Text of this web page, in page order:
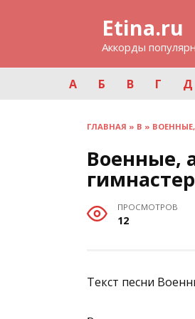
Etina.ru
Аккорды
А Б В Г Д
ГЛАВНАЯ » В »
Военные,
ПРОСМОТРОВ
12
Текст песни